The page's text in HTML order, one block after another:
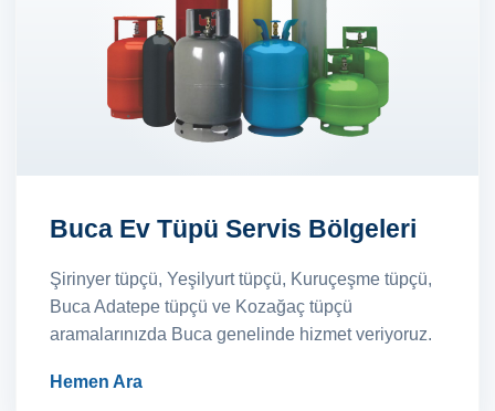
Buca Ev Tüpü Servis Bölgeleri
Şirinyer tüpçü, Yeşilyurt tüpçü, Kuruçeşme tüpçü,
Buca Adatepe tüpçü ve Kozağaç tüpçü
aramalarınızda Buca genelinde hizmet veriyoruz.
Hemen Ara